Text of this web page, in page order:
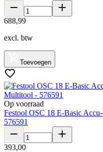
688,99
excl. btw
Toevoegen
Op voorraad
Festool OSC 18 E-Basic
576591
393,00